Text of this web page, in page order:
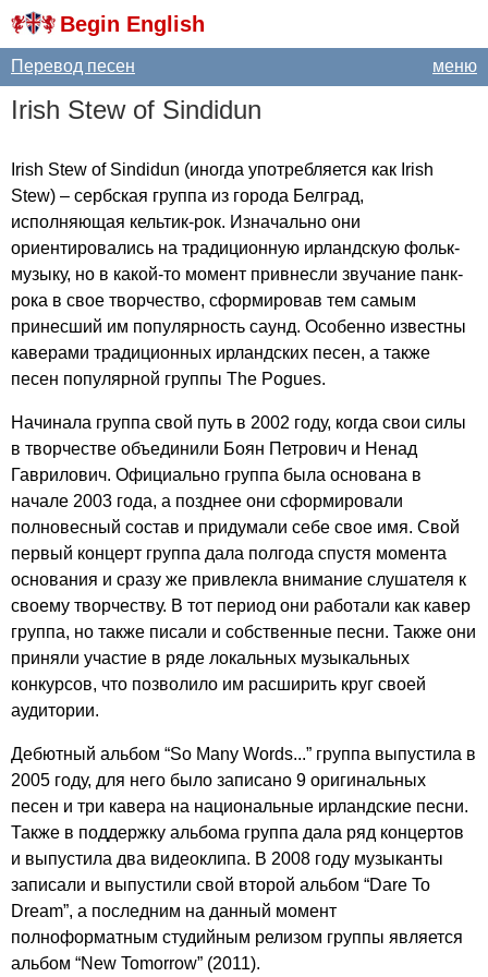
Begin English
меню
Перевод песен
Irish Stew of Sindidun
Irish Stew of Sindidun (иногда употребляется как Irish
Stew) – сербская группа из города Белград,
исполняющая кельтик-рок. Изначально они
ориентировались на традиционную ирландскую фольк-
музыку, но в какой-то момент привнесли звучание панк-
рока в свое творчество, сформировав тем самым
принесший им популярность саунд. Особенно известны
каверами традиционных ирландских песен, а также
песен популярной группы The Pogues.
Начинала группа свой путь в 2002 году, когда свои силы
в творчестве объединили Боян Петрович и Ненад
Гаврилович. Официально группа была основана в
начале 2003 года, а позднее они сформировали
полновесный состав и придумали себе свое имя. Свой
первый концерт группа дала полгода спустя момента
основания и сразу же привлекла внимание слушателя к
своему творчеству. В тот период они работали как кавер
группа, но также писали и собственные песни. Также они
приняли участие в ряде локальных музыкальных
конкурсов, что позволило им расширить круг своей
аудитории.
Дебютный альбом “So Many Words...” группа выпустила в
2005 году, для него было записано 9 оригинальных
песен и три кавера на национальные ирландские песни.
Также в поддержку альбома группа дала ряд концертов
и выпустила два видеоклипа. В 2008 году музыканты
записали и выпустили свой второй альбом “Dare To
Dream”, а последним на данный момент
полноформатным студийным релизом группы является
альбом “New Tomorrow” (2011).